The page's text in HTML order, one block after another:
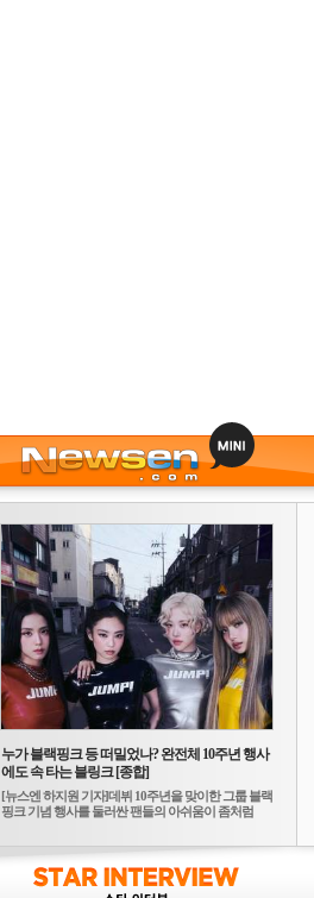
누가 블랙핑크 등 떠밀었나? 완전체 10주년 행사
에도 속 타는 블링크 [종합]
[뉴스엔 하지원 기자]데뷔 10주년을 맞이한 그룹 블랙
핑크 기념 행사를 둘러싼 팬들의 아쉬움이 좀처럼